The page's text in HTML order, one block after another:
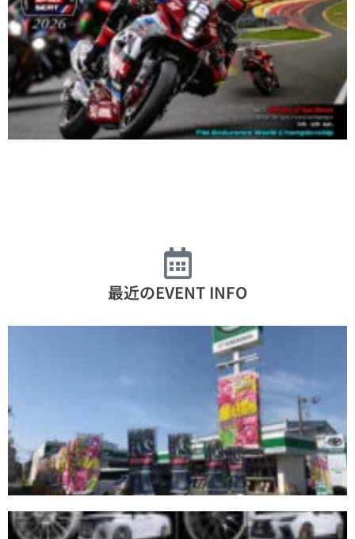
最近のEVENT INFO